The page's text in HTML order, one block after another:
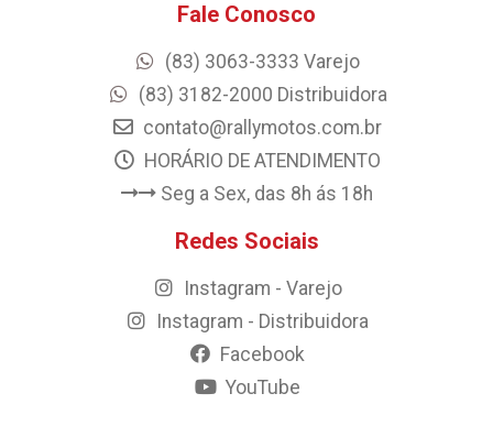
Fale Conosco
(83) 3063-3333 Varejo
(83) 3182-2000 Distribuidora
contato@rallymotos.com.br
HORÁRIO DE ATENDIMENTO
Seg a Sex, das 8h ás 18h
Redes Sociais
Instagram - Varejo
Instagram - Distribuidora
Facebook
YouTube